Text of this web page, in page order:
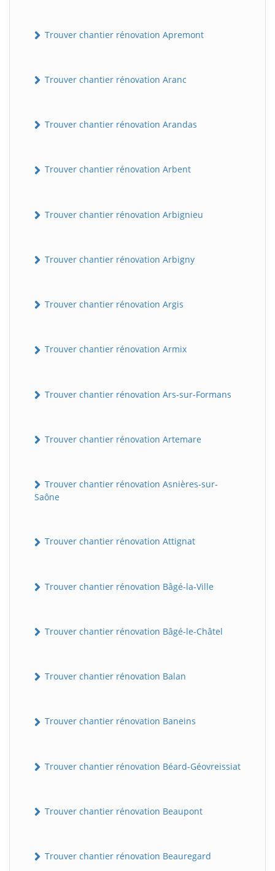
Trouver chantier rénovation Apremont
Trouver chantier rénovation Aranc
Trouver chantier rénovation Arandas
Trouver chantier rénovation Arbent
Trouver chantier rénovation Arbignieu
Trouver chantier rénovation Arbigny
Trouver chantier rénovation Argis
Trouver chantier rénovation Armix
Trouver chantier rénovation Ars-sur-Formans
Trouver chantier rénovation Artemare
Trouver chantier rénovation Asnières-sur-
Saône
Trouver chantier rénovation Attignat
Trouver chantier rénovation Bâgé-la-Ville
Trouver chantier rénovation Bâgé-le-Châtel
Trouver chantier rénovation Balan
Trouver chantier rénovation Baneins
Trouver chantier rénovation Béard-Géovreissiat
Trouver chantier rénovation Beaupont
Trouver chantier rénovation Beauregard